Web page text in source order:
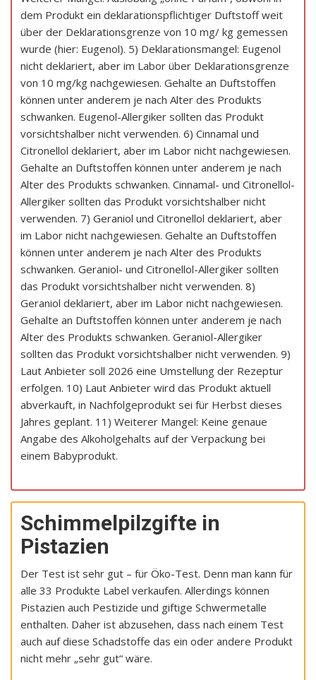
dem Produkt ein deklarationspflichtiger Duftstoff weit
über der Deklarationsgrenze von 10 mg/ kg gemessen
wurde (hier: Eugenol). 5) Deklarationsmangel: Eugenol
nicht deklariert, aber im Labor über Deklarationsgrenze
von 10 mg/kg nachgewiesen. Gehalte an Duftstoffen
können unter anderem je nach Alter des Produkts
schwanken. Eugenol-Allergiker sollten das Produkt
vorsichtshalber nicht verwenden. 6) Cinnamal und
Citronellol deklariert, aber im Labor nicht nachgewiesen.
Gehalte an Duftstoffen können unter anderem je nach
Alter des Produkts schwanken. Cinnamal- und Citronellol-
Allergiker sollten das Produkt vorsichtshalber nicht
verwenden. 7) Geraniol und Citronellol deklariert, aber
im Labor nicht nachgewiesen. Gehalte an Duftstoffen
können unter anderem je nach Alter des Produkts
schwanken. Geraniol- und Citronellol-Allergiker sollten
das Produkt vorsichtshalber nicht verwenden. 8)
Geraniol deklariert, aber im Labor nicht nachgewiesen.
Gehalte an Duftstoffen können unter anderem je nach
Alter des Produkts schwanken. Geraniol-Allergiker
sollten das Produkt vorsichtshalber nicht verwenden. 9)
Laut Anbieter soll 2026 eine Umstellung der Rezeptur
erfolgen. 10) Laut Anbieter wird das Produkt aktuell
abverkauft, in Nachfolgeprodukt sei für Herbst dieses
Jahres geplant. 11) Weiterer Mangel: Keine genaue
Angabe des Alkoholgehalts auf der Verpackung bei
einem Babyprodukt.
Schimmelpilzgifte in
Pistazien
Der Test ist sehr gut – für Öko-Test. Denn man kann für
alle 33 Produkte Label verkaufen. Allerdings können
Pistazien auch Pestizide und giftige Schwermetalle
enthalten. Daher ist abzusehen, dass nach einem Test
auch auf diese Schadstoffe das ein oder andere Produkt
nicht mehr „sehr gut“ wäre.